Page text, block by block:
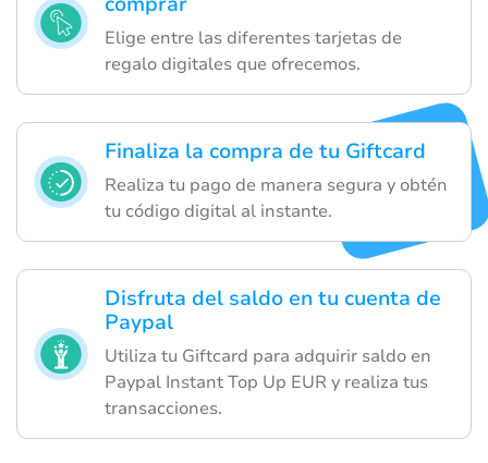
Elige entre las diferentes tarjetas de
regalo digitales que ofrecemos.
Finaliza la compra de tu Giftcard
Realiza tu pago de manera segura y obtén
tu código digital al instante.
Disfruta del saldo en tu cuenta de
Paypal
Utiliza tu Giftcard para adquirir saldo en
Paypal Instant Top Up EUR y realiza tus
transacciones.